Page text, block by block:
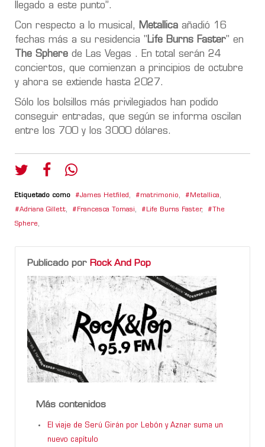
llegado a este punto”.
Con respecto a lo musical, Metallica añadió 16
fechas más a su residencia "Life Burns Faster" en
The Sphere de Las Vegas . En total serán 24
conciertos, que comienzan a principios de octubre
y ahora se extiende hasta 2027.
Sólo los bolsillos más privilegiados han podido
conseguir entradas, que según se informa oscilan
entre los 700 y los 3000 dólares.
Etiquetado como James Hetfiled , matrimonio, Metallica,
Adriana Gillett, Francesca Tomasi, Life Burns Faster, The
Sphere,
Publicado por Rock And Pop
Más contenidos
El viaje de Serú Girán por Lebón y Aznar suma un
nuevo capítulo